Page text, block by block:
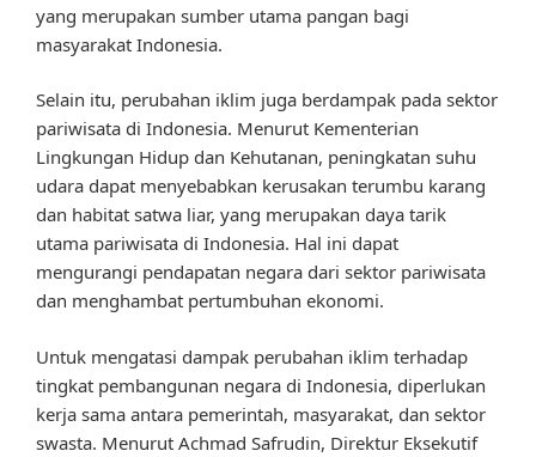
yang merupakan sumber utama pangan bagi
masyarakat Indonesia.
Selain itu, perubahan iklim juga berdampak pada sektor
pariwisata di Indonesia. Menurut Kementerian
Lingkungan Hidup dan Kehutanan, peningkatan suhu
udara dapat menyebabkan kerusakan terumbu karang
dan habitat satwa liar, yang merupakan daya tarik
utama pariwisata di Indonesia. Hal ini dapat
mengurangi pendapatan negara dari sektor pariwisata
dan menghambat pertumbuhan ekonomi.
Untuk mengatasi dampak perubahan iklim terhadap
tingkat pembangunan negara di Indonesia, diperlukan
kerja sama antara pemerintah, masyarakat, dan sektor
swasta. Menurut Achmad Safrudin, Direktur Eksekutif